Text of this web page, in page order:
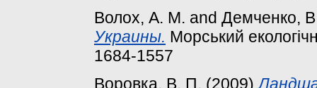
Волох, A. М. and Демченко,
Украины. Морський
1684-1557
Воровка, В. П. (2009)